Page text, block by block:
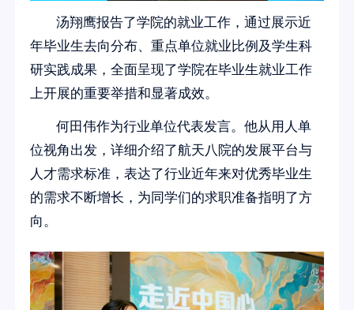
汤翔鹰报告了学院的就业工作，通过展示近
年毕业生去向分布、重点单位就业比例及学生科
研实践成果，全面呈现了学院在毕业生就业工作
上开展的重要举措和显著成效。
何田伟作为行业单位代表发言。他从用人单
位视角出发，详细介绍了航天八院的发展平台与
人才需求标准，表达了行业近年来对优秀毕业生
的需求不断增长，为同学们的求职准备指明了方
向。